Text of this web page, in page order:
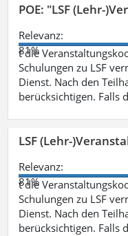
POE: "LSF (Lehr-
Relevanz:
81%
t die
Schulungen zu LSF
Dienst. Nach den
berücksichtigen. Falls
LSF (Lehr-
Relevanz:
81%
t die
Schulungen zu LSF
Dienst. Nach den
berücksichtigen. Falls